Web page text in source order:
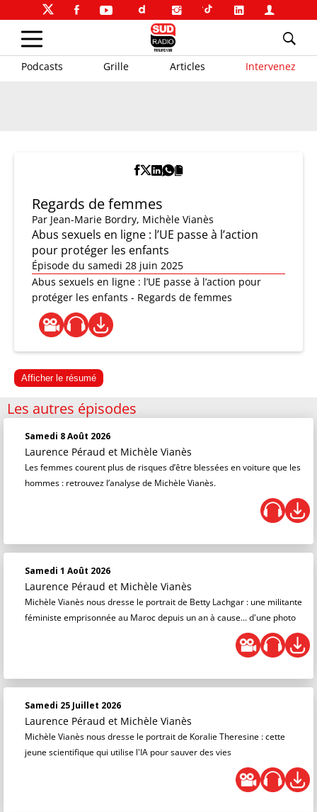
Podcasts Grille Articles Intervenez
Regards de femmes
Par Jean-Marie Bordry, Michèle Vianès
Abus sexuels en ligne : l’UE passe à l’action
pour protéger les enfants
Épisode du samedi 28 juin 2025
Abus sexuels en ligne : l’UE passe à l’action pour
protéger les enfants - Regards de femmes
Afficher le résumé
Les autres épisodes
Samedi 8 Août 2026
Laurence Péraud et Michèle Vianès
Les femmes courent plus de risques d’être blessées en voiture que les
hommes : retrouvez l’analyse de Michèle Vianès.
Samedi 1 Août 2026
Laurence Péraud et Michèle Vianès
Michèle Vianès nous dresse le portrait de Betty Lachgar : une militante
féministe emprisonnée au Maroc depuis un an à cause... d'une photo
Samedi 25 Juillet 2026
Laurence Péraud et Michèle Vianès
Michèle Vianès nous dresse le portrait de Koralie Theresine : cette
jeune scientifique qui utilise l'IA pour sauver des vies